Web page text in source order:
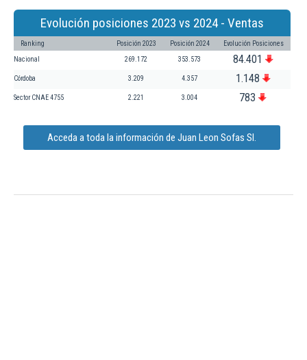
Evolución posiciones 2023 vs 2024 - Ventas
Ranking Posición 2023 Posición 2024 Evolución Posiciones
Nacional 269.172 353.573 84.401
Córdoba 3.209 4.357 1.148
Sector CNAE 4755 2.221 3.004 783
Acceda a toda la información de Juan Leon Sofas Sl.